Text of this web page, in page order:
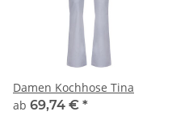
Damen Kochhose Tina
ab 69,74 € *